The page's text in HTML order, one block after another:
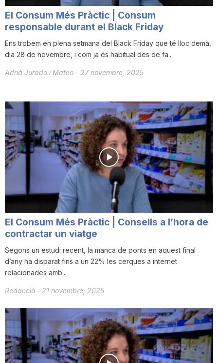
El Consum Més Pràctic | Consum
responsable durant el Black Friday
Ens trobem en plena setmana del Black Friday que té lloc demà,
dia 28 de novembre, i com ja és habitual des de fa...
Adrià Jurado i Mateo - 27 novembre, 2025
El Consum Més Pràctic | Consells a l’hora de
contractar un viatge
Segons un estudi recent, la manca de ponts en aquest final
d’any ha disparat fins a un 22% les cerques a internet
relacionades amb...
Redacció - 21 novembre, 2025